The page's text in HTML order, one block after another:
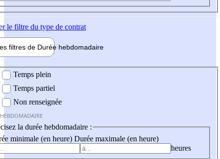
le filtre du type de contrat
filtres de Durée hebdomadaire
Temps plein
Temps partiel
Non renseignée
la durée hebdomadaire :
minimale (en heure) Durée maximale (en heure)
heures